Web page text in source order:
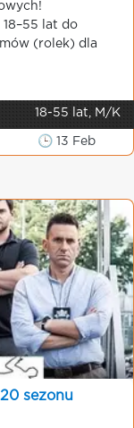
lat do
(rolek) dla
18-55 lat, M/K
🕒 13 Feb
sezonu